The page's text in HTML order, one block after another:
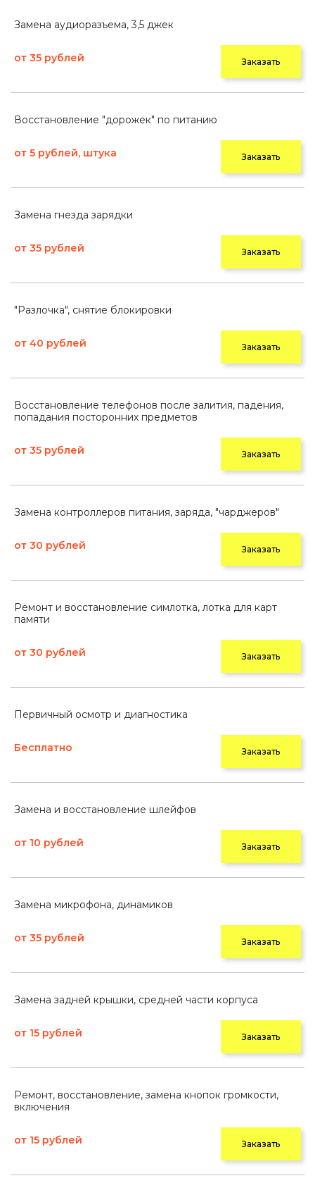
Замена аудиоразъема, 3,5 джек
от 35 рублей Заказать
Восстановление "дорожек" по питанию
от 5 рублей, штука Заказать
Замена гнезда зарядки
от 35 рублей Заказать
"Разлочка", снятие блокировки
от 40 рублей Заказать
Восстановление телефонов после залития, падения,
попадания посторонних предметов
от 35 рублей Заказать
Замена контроллеров питания, заряда, "чарджеров"
от 30 рублей Заказать
Ремонт и восстановление симлотка, лотка для карт
памяти
от 30 рублей Заказать
Первичный осмотр и диагностика
Бесплатно Заказать
Замена и восстановление шлейфов
от 10 рублей Заказать
Замена микрофона, динамиков
от 35 рублей Заказать
Замена задней крышки, средней части корпуса
от 15 рублей Заказать
Ремонт, восстановление, замена кнопок громкости,
включения
от 15 рублей Заказать